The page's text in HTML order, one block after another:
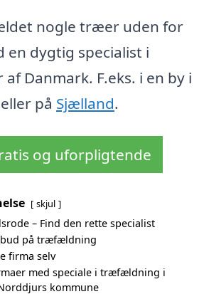
nogle træer uden for
en dygtig specialist i
Danmark. F.eks. i en by i
eller på Sjælland.
og uforpligtende
skjul
– Find den rette specialist
på træfældning
firma selv
med speciale i træfældning i
kommune